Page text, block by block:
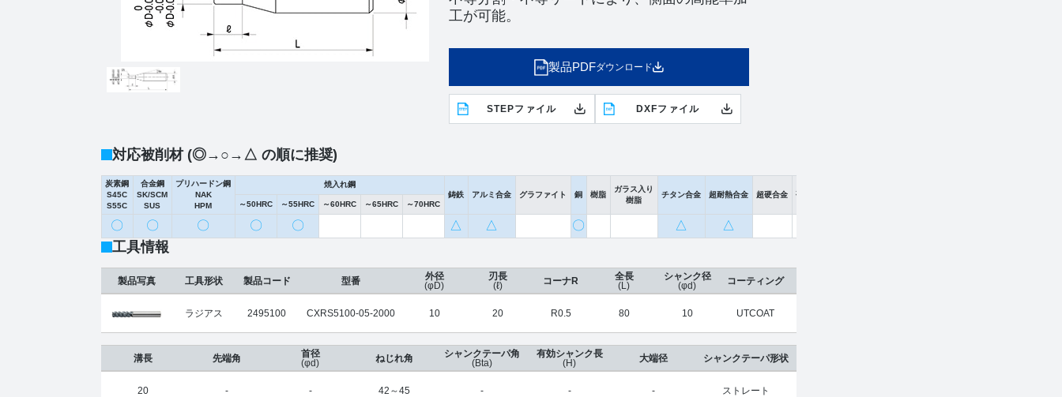
工が可能。
製品PDFダウンロード
STEPファイル DXFファイル
対応被削材 (◎→○→△ の順に推奨)
炭素鋼
S45C
S55C
合金鋼
SK/SCM
SUS
プリハードン鋼
NAK
HPM
焼入れ鋼
鋳鉄
アルミ合金 グラファイト 銅 樹脂
ガラス入り
樹脂
チタン合金 超耐熱合金 超硬合金
硬脆材
～50HRC
～55HRC ～60HRC ～65HRC ～70HRC
〇 〇 〇 〇 〇 △ △ 〇 △ △
工具情報
製品写真 工具形状
ラジアス
製品コード
2495100
型番
CXRS5100-05-2000
外径
(φD)
10
刃長
(ℓ)
20
コーナR
R0.5
全長
(L)
80
シャンク径
(φd)
10
コーティング
UTCOAT
溝長
20
先端角
-
首径
(φd)
-
ねじれ角
42～45
シャンクテーパ角
(Bta)
-
有効シャンク長
(H)
-
大端径
-
シャンクテーパ形状
ストレート